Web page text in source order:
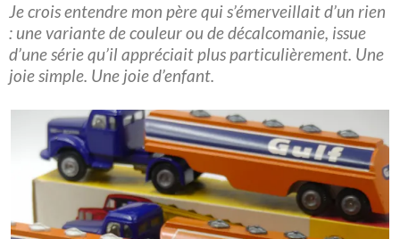
Je crois entendre mon père qui s’émerveillait d’un rien
: une variante de couleur ou de décalcomanie, issue
d’une série qu’il appréciait plus particulièrement. Une
joie simple. Une joie d’enfant.